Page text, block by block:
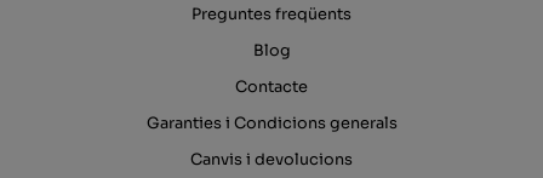
Preguntes freqüents
Blog
Contacte
Garanties i Condicions generals
Canvis i devolucions